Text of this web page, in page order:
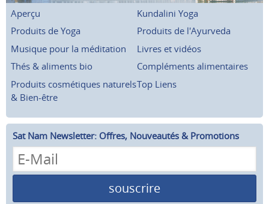
Aperçu
Kundalini Yoga
Produits de Yoga
Produits de l'Ayurveda
Musique pour la méditation
Livres et vidéos
Thés & aliments bio
Compléments alimentaires
Produits cosmétiques naturels
& Bien-être
Top Liens
Sat Nam Newsletter: Offres, Nouveautés & Promotions
souscrire